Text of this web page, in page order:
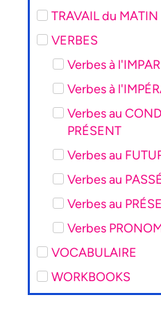
TRAVAIL du MATIN
VERBES
Verbes à
Verbes à
Verbes au
PRÉSENT
Verbes au
Verbes au
Verbes au
Verbes
VOCABULAIRE
WORKBOOKS